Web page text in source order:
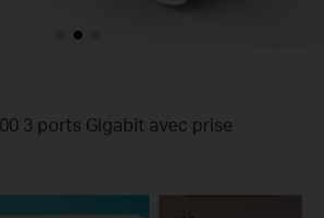
3 ports Gigabit avec prise